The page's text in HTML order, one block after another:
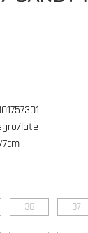
late
36 37